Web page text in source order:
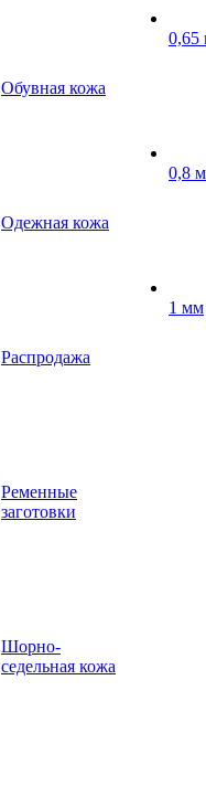
Обувная кожа
Одежная кожа
Распродажа
Ременные
заготовки
Шорно-
седельная кожа
0,65
0,8
1 мм